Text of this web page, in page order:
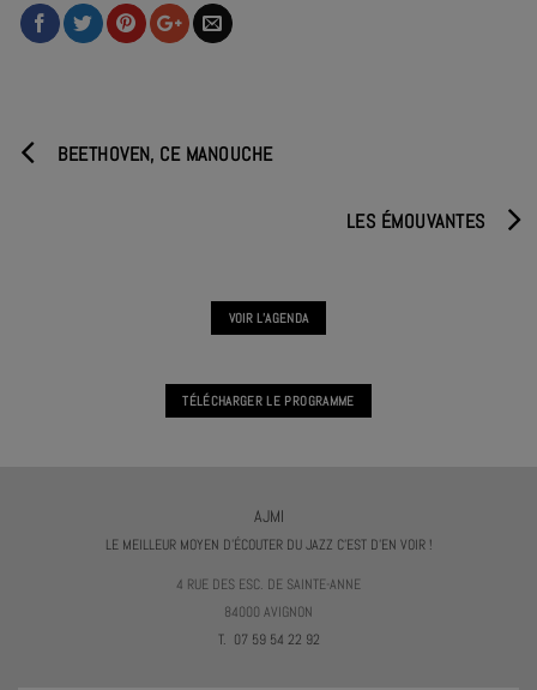
BEETHOVEN, CE MANOUCHE
LES ÉMOUVANTES
VOIR L'AGENDA
TÉLÉCHARGER LE PROGRAMME
AJMI
LE MEILLEUR MOYEN D'ÉCOUTER DU JAZZ C'EST D'EN VOIR !
4 RUE DES ESC. DE SAINTE-ANNE
84000 AVIGNON
T. 07 59 54 22 92